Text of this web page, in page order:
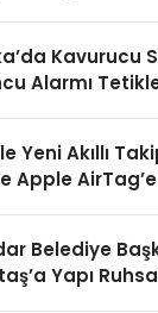
Kavurucu
Alarmı
Yeni Akıllı
Apple
Belediye
Yapı